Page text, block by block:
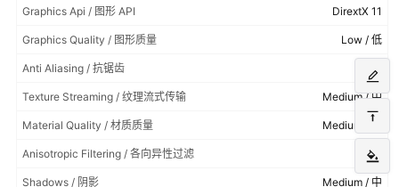
Graphics Api / 图形 API DirextX 11
Graphics Quality / 图形质量 Low / 低
Anti Aliasing / 抗锯齿 FXAA
Texture Streaming / 纹理流式传输 Medium / 中
Material Quality / 材质质量 Medium / 中
Anisotropic Filtering / 各向异性过滤 2x
Shadows / 阴影 Medium / 中